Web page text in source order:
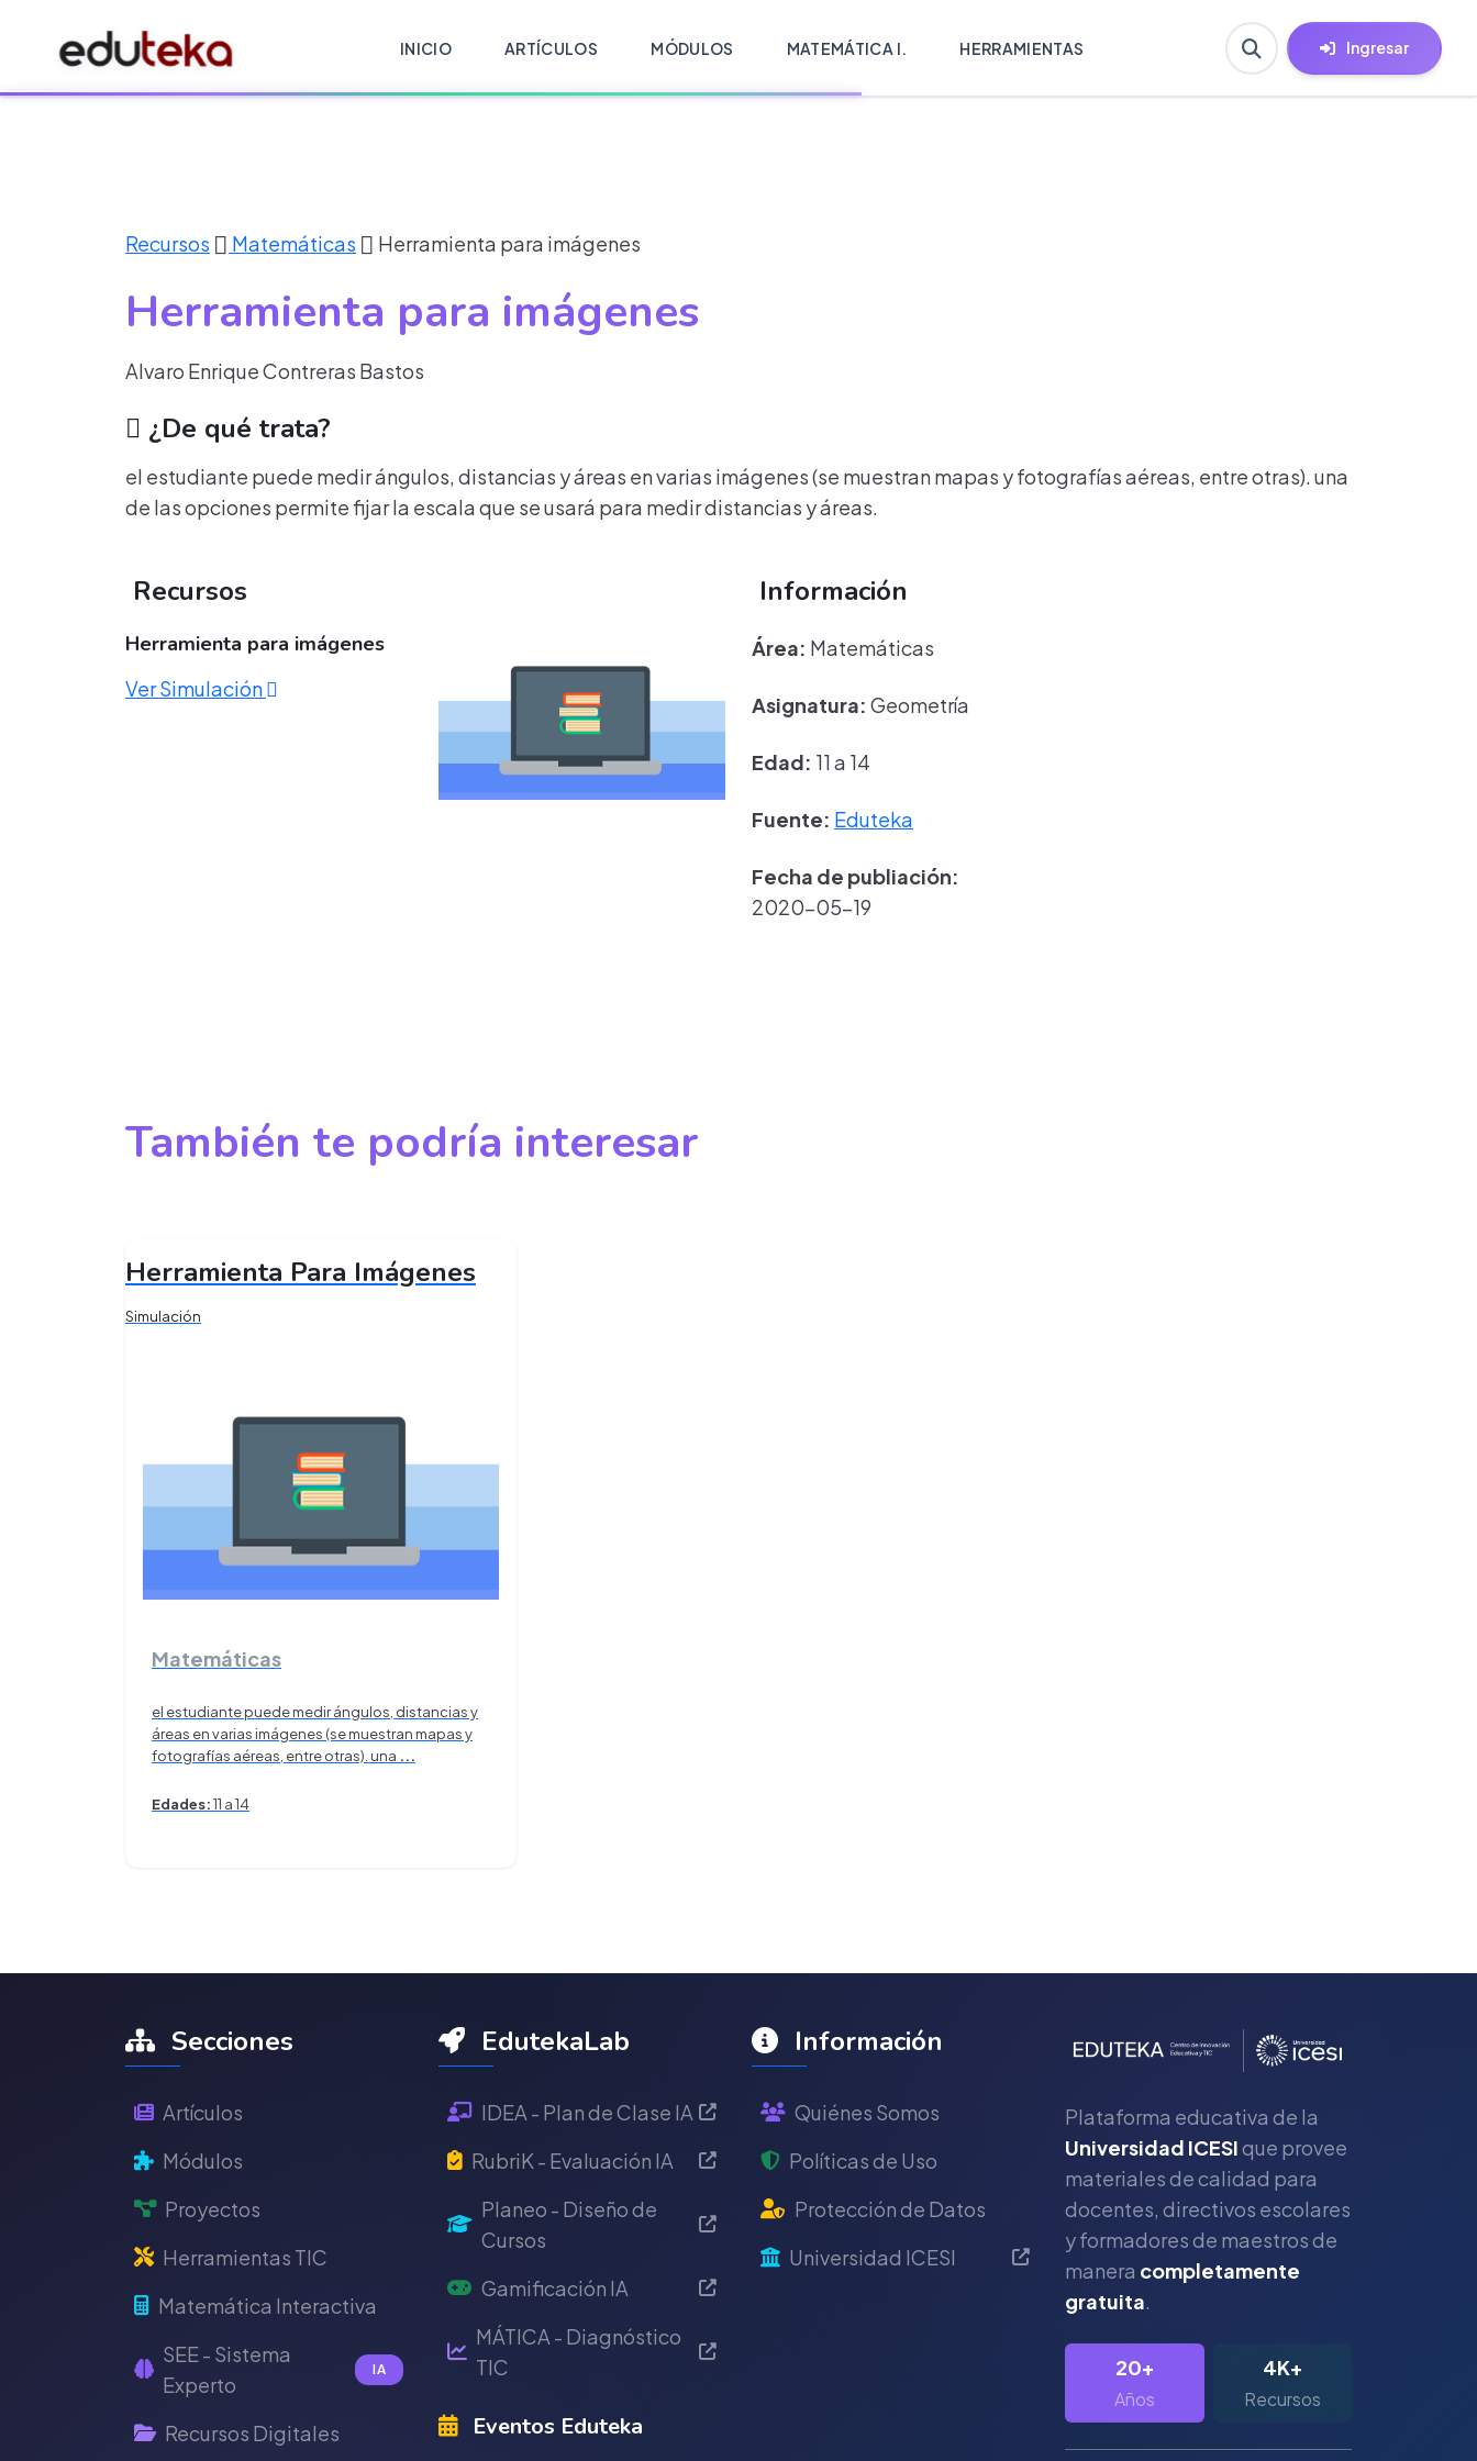
INICIO ARTÍCULOS MÓDULOS MATEMÁTICA I. HERRAMIENTAS Ingresar
Recursos Matemáticas Herramienta para imágenes
Herramienta para imágenes
Alvaro Enrique Contreras Bastos
¿De qué trata?
el estudiante puede medir ángulos, distancias y áreas en varias imágenes (se muestran mapas y fotografías aéreas, entre otras). una
de las opciones permite fijar la escala que se usará para medir distancias y áreas.
Recursos
Herramienta para imágenes
Ver Simulación
Información
Área: Matemáticas
Asignatura: Geometría
Edad: 11 a 14
Fuente: Eduteka
Fecha de publiación:
2020-05-19
También te podría interesar
Herramienta Para Imágenes
Simulación
Matemáticas
el estudiante puede medir ángulos, distancias y
áreas en varias imágenes (se muestran mapas y
fotografías aéreas, entre otras). una ...
Edades:11 a 14
Secciones
Artículos
Módulos
Proyectos
Herramientas TIC
Matemática Interactiva
SEE - Sistema
Experto
IA
Recursos Digitales
EdutekaLab
IDEA - Plan de Clase IA
RubriK - Evaluación IA
Planeo - Diseño de
Cursos
Gamificación IA
MÁTICA - Diagnóstico
TIC
Eventos Eduteka
Información
Quiénes Somos
Políticas de Uso
Protección de Datos
Universidad ICESI
Plataforma educativa de la
Universidad ICESIque provee
materiales de calidad para
docentes, directivos escolares
y formadores de maestros de
manera completamente
gratuita.
20+
Años
4K+
Recursos